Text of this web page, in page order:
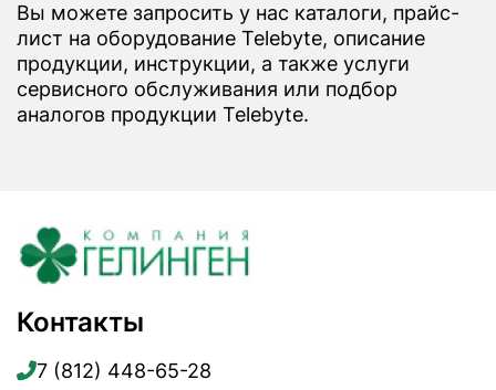
Вы можете запросить у нас каталоги, прайс-
лист на оборудование Telebyte, описание
продукции, инструкции, а также услуги
сервисного обслуживания или подбор
аналогов продукции Telebyte.
Контакты
7 (812) 448-65-28